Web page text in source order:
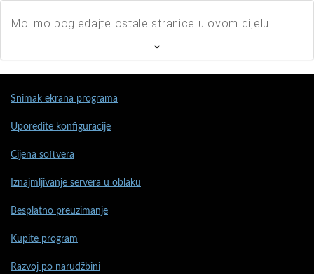
Molimo pogledajte ostale stranice u ovom dijelu
Snimak ekrana programa
Uporedite konfiguracije
Cijena softvera
Iznajmljivanje servera u oblaku
Besplatno preuzimanje
Kupite program
Razvoj po narudžbini